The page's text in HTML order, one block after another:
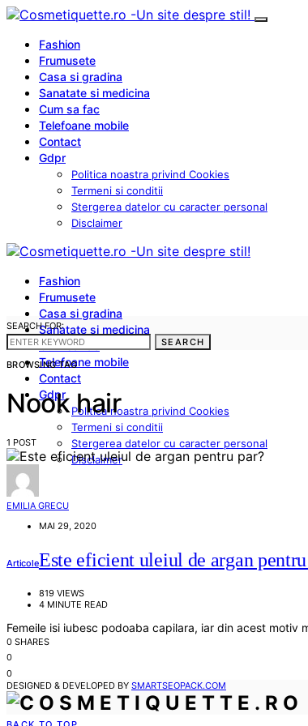
Fashion
Frumusete
Casa si gradina
Sanatate si medicina
Cum sa fac
Telefoane mobile
Contact
Gdpr
Politica noastra privind Cookies
Termeni si conditii
Stergerea datelor cu caracter personal
Disclaimer
Fashion
Frumusete
Casa si gradina
Sanatate si medicina
Cum sa fac
Telefoane mobile
Contact
Gdpr
Politica noastra privind Cookies
Termeni si conditii
Stergerea datelor cu caracter personal
Disclaimer
SEARCH FOR:
SEARCH
BROWSING TAG
Nook hair
1 POST
EMILIA GRECU
MAI 29, 2020
ArticoleEste eficient uleiul de argan
819 VIEWS
4 MINUTE READ
Femeile isi iubesc podoaba capilara, iar din acest motiv
0 SHARES
0
0
DESIGNED & DEVELOPED BY SMARTSEOPACK.COM